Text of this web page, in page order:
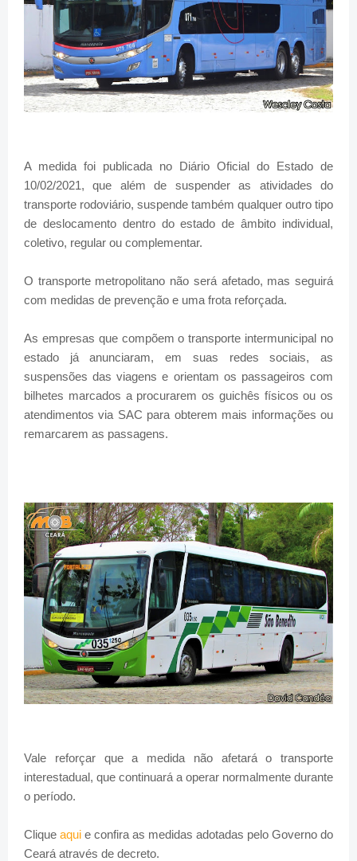
A medida foi publicada no Diário Oficial do Estado de
10/02/2021, que além de suspender as atividades do
transporte rodoviário, suspende também qualquer outro tipo
de deslocamento dentro do estado de âmbito individual,
coletivo, regular ou complementar.
O transporte metropolitano não será afetado, mas seguirá
com medidas de prevenção e uma frota reforçada.
As empresas que compõem o transporte intermunicipal no
estado já anunciaram, em suas redes sociais, as
suspensões das viagens e orientam os passageiros com
bilhetes marcados a procurarem os guichês físicos ou os
atendimentos via SAC para obterem mais informações ou
remarcarem as passagens.
Vale reforçar que a medida não afetará o transporte
interestadual, que continuará a operar normalmente durante
o período.
Clique aqui e confira as medidas adotadas pelo Governo do
Ceará através de decreto.